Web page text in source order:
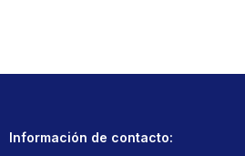
Información de contacto: